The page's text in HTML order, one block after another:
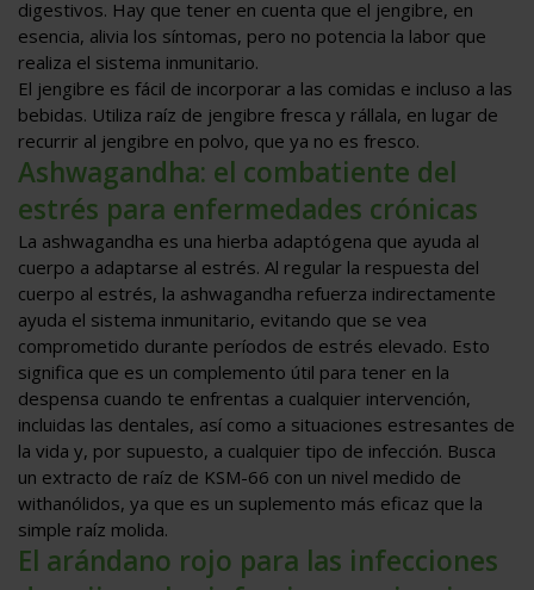
digestivos. Hay que tener en cuenta que el jengibre, en
esencia, alivia los síntomas, pero no potencia la labor que
realiza el sistema inmunitario.
El jengibre es fácil de incorporar a las comidas e incluso a las
bebidas. Utiliza raíz de jengibre fresca y rállala, en lugar de
recurrir al jengibre en polvo, que ya no es fresco.
Ashwagandha: el combatiente del
estrés para enfermedades crónicas
La ashwagandha es una hierba adaptógena que ayuda al
cuerpo a adaptarse al estrés. Al regular la respuesta del
cuerpo al estrés, la ashwagandha refuerza indirectamente
ayuda el sistema inmunitario, evitando que se vea
comprometido durante períodos de estrés elevado. Esto
significa que es un complemento útil para tener en la
despensa cuando te enfrentas a cualquier intervención,
incluidas las dentales, así como a situaciones estresantes de
la vida y, por supuesto, a cualquier tipo de infección. Busca
un extracto de raíz de KSM-66 con un nivel medido de
withanólidos, ya que es un suplemento más eficaz que la
simple raíz molida.
El arándano rojo para las infecciones